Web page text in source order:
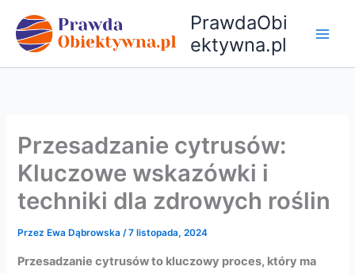
treści
PrawdaObi
ektywna.pl
Przesadzanie cytrusów:
Kluczowe wskazówki i
techniki dla zdrowych roślin
Przez Ewa Dąbrowska/7 listopada, 2024
Przesadzanie cytrusów to kluczowy proces, który ma